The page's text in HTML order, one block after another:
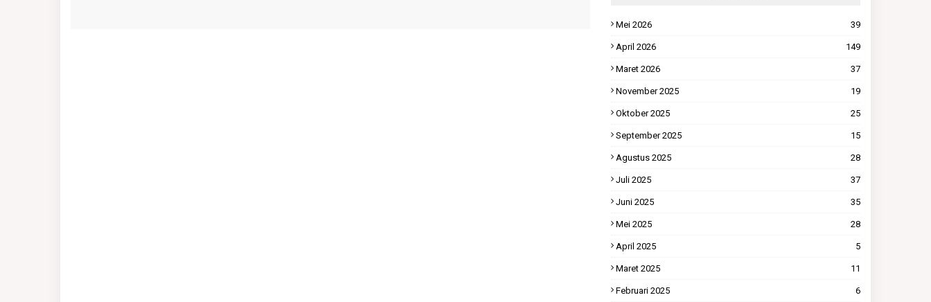
Mei 2026 39
April 2026 149
Maret 2026 37
November 2025 19
Oktober 2025 25
September 2025 15
Agustus 2025 28
Juli 2025 37
Juni 2025 35
Mei 2025 28
April 2025 5
Maret 2025 11
Februari 2025 6